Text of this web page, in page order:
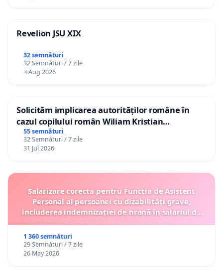
Revelion JSU XIX
32 semnături
32 Semnături / 7 zile
3 Aug 2026
Solicităm implicarea autorităților române în
cazul copilului român Wiliam Kristian
Gheorghe, aflat în plasament în Danemarca de
12 ani
55 semnături
32 Semnături / 7 zile
31 Jul 2026
Salarizare corecta pentru Funcția de Asistent
Personal al persoanei cu dizabilități grave,
includerea indemnizației de hrană în salariul de
1 360 semnături
29 Semnături / 7 zile
26 May 2026